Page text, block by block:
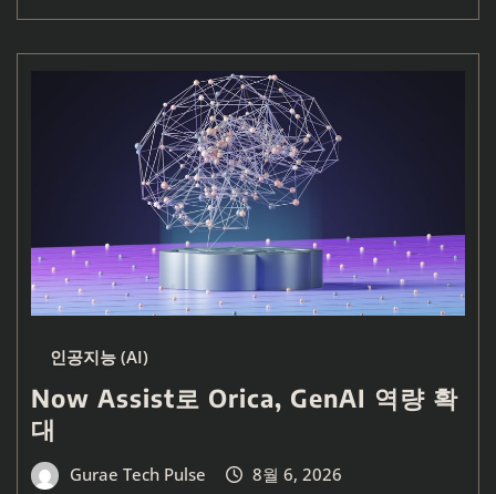
인공지능 (AI)
Now Assist로 Orica, GenAI 역량 확
대
Gurae Tech Pulse 8월 6, 2026